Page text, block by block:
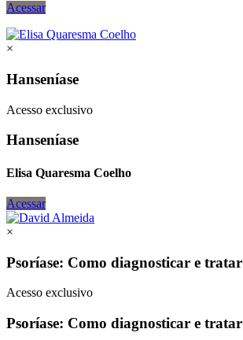
Acessar
×
Hanseníase
Acesso exclusivo
Hanseníase
Elisa Quaresma Coelho
Acessar
×
Psoríase: Como diagnosticar e tratar
Acesso exclusivo
Psoríase: Como diagnosticar e tratar